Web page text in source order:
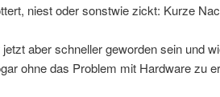
niest oder sonstwie zickt: Kurze
aber schneller geworden sein und
ohne das Problem mit Hardware zu